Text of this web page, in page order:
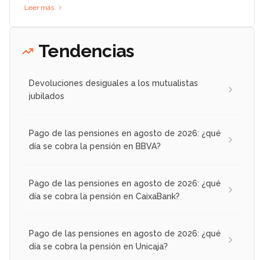
Leer más
Tendencias
Devoluciones desiguales a los mutualistas
jubilados
Pago de las pensiones en agosto de 2026: ¿qué
día se cobra la pensión en BBVA?
Pago de las pensiones en agosto de 2026: ¿qué
día se cobra la pensión en CaixaBank?
Pago de las pensiones en agosto de 2026: ¿qué
día se cobra la pensión en Unicaja?